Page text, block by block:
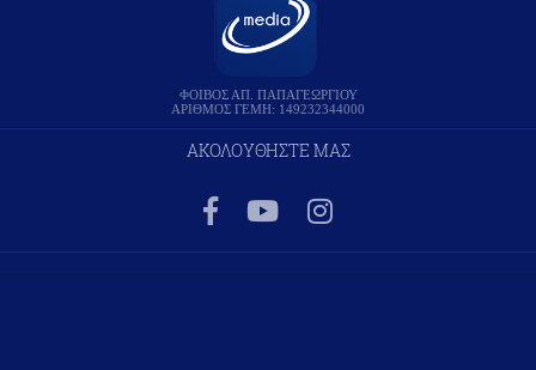
ΦΟΙΒΟΣ ΑΠ. ΠΑΠΑΓΕΩΡΓΙΟΥ
ΑΡΙΘΜΟΣ ΓΕΜΗ: 149232344000
ΑΚΟΛΟΥΘΗΣΤΕ ΜΑΣ